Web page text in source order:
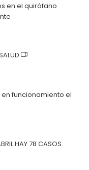
en el quirófano
en funcionamiento el
HAY 78 CASOS.